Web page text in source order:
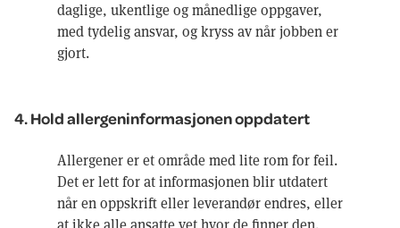
daglige, ukentlige og månedlige oppgaver,
med tydelig ansvar, og kryss av når jobben er
gjort.
4. Hold allergeninformasjonen oppdatert
Allergener er et område med lite rom for feil.
Det er lett for at informasjonen blir utdatert
når en oppskrift eller leverandør endres, eller